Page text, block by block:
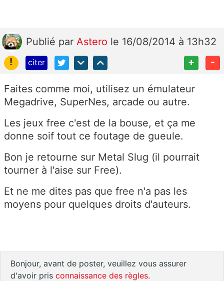
Publié par Astero le 16/08/2014 à 13h32
!
citer + -
Faites comme moi, utilisez un émulateur
Megadrive, SuperNes, arcade ou autre.
Les jeux free c'est de la bouse, et ça me
donne soif tout ce foutage de gueule.
Bon je retourne sur Metal Slug (il pourrait
tourner à l'aise sur Free).
Et ne me dites pas que free n'a pas les
moyens pour quelques droits d'auteurs.
Bonjour, avant de poster, veuillez vous assurer
d'avoir pris connaissance des règles.